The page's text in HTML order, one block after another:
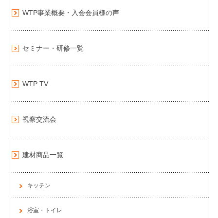
WTP事業概要・入会会員様の声
セミナー・研修一覧
WTP TV
視察交流会
建材商品一覧
キッチン
浴室・トイレ